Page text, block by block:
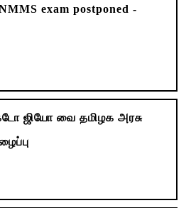
exam postponed -
ஜியோ வை தமிழக அரசு